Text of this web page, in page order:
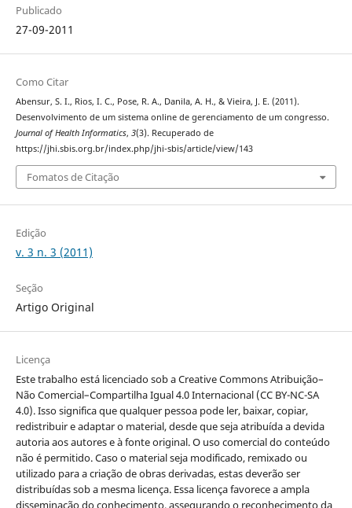
Publicado
27-09-2011
Como Citar
Abensur, S. I., Rios, I. C., Pose, R. A., Danila, A. H., & Vieira, J. E. (2011).
Desenvolvimento de um sistema online de gerenciamento de um congresso.
Journal of Health Informatics, 3(3). Recuperado de
https://jhi.sbis.org.br/index.php/jhi-sbis/article/view/143
Fomatos de Citação
Edição
v. 3 n. 3 (2011)
Seção
Artigo Original
Licença
Este trabalho está licenciado sob a Creative Commons Atribuição–
Não Comercial–Compartilha Igual 4.0 Internacional (CC BY-NC-SA
4.0). Isso significa que qualquer pessoa pode ler, baixar, copiar,
redistribuir e adaptar o material, desde que seja atribuída a devida
autoria aos autores e à fonte original. O uso comercial do conteúdo
não é permitido. Caso o material seja modificado, remixado ou
utilizado para a criação de obras derivadas, estas deverão ser
distribuídas sob a mesma licença. Essa licença favorece a ampla
disseminação do conhecimento, assegurando o reconhecimento da